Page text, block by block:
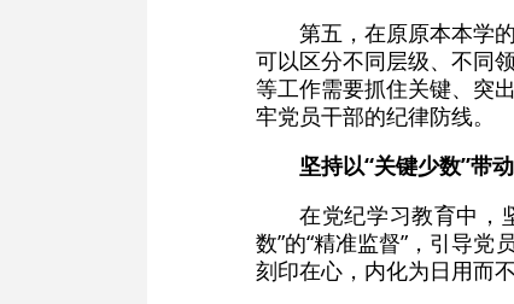
第五，在原原本本学
可以区分不同层级、不同
等工作需要抓住关键、突
牢党员干部的纪律防线。
坚持以“关键少数”带
在党纪学习教育中，
数”的“精准监督”，引导
刻印在心，内化为日用而